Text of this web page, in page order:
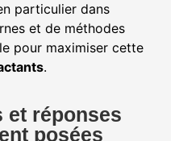
particulier dans
et de méthodes
pour maximiser cette
.
et réponses
posées